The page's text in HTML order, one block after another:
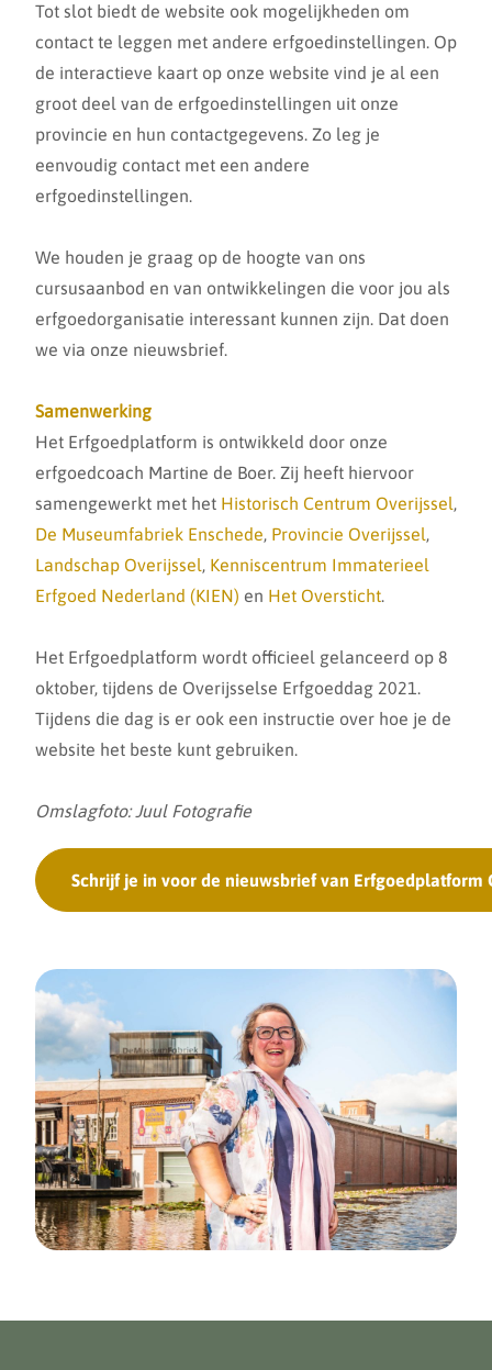
Tot slot biedt de website ook mogelijkheden om
contact te leggen met andere erfgoedinstellingen. Op
de interactieve kaart op onze website vind je al een
groot deel van de erfgoedinstellingen uit onze
provincie en hun contactgegevens. Zo leg je
eenvoudig contact met een andere
erfgoedinstellingen.
We houden je graag op de hoogte van ons
cursusaanbod en van ontwikkelingen die voor jou als
erfgoedorganisatie interessant kunnen zijn. Dat doen
we via onze nieuwsbrief.
Samenwerking
Het Erfgoedplatform is ontwikkeld door onze
erfgoedcoach Martine de Boer. Zij heeft hiervoor
samengewerkt met het Historisch Centrum Overijssel,
De Museumfabriek Enschede, Provincie Overijssel,
Landschap Overijssel, Kenniscentrum Immaterieel
Erfgoed Nederland (KIEN) en Het Oversticht.
Het Erfgoedplatform wordt officieel gelanceerd op 8
oktober, tijdens de Overijsselse Erfgoeddag 2021.
Tijdens die dag is er ook een instructie over hoe je de
website het beste kunt gebruiken.
Omslagfoto: Juul Fotografie
Schrijf je in voor de nieuwsbrief van Erfgoedplatform